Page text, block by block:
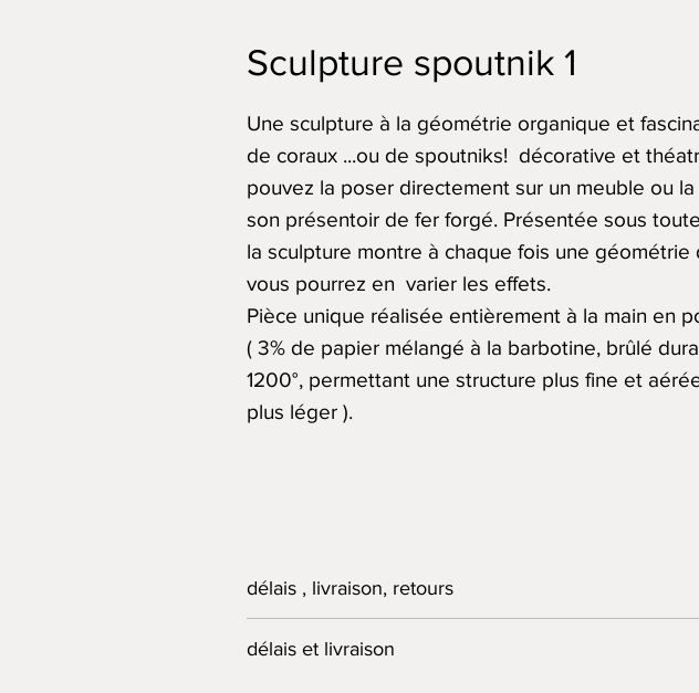
Sculpture spoutnik 1
Une sculpture à la géométrie organique et
de coraux ...ou de spoutniks! décorative et
pouvez la poser directement sur un meuble ou
son présentoir de fer forgé. Présentée sous
la sculpture montre à chaque fois une géométrie
vous pourrez en varier les effets.
Pièce unique réalisée entièrement à la main en
( 3% de papier mélangé à la barbotine, brûlé
1200°, permettant une structure plus fine et
plus léger ).
délais , livraison, retours
Si les produits commandés sont en stock ils sont
délais et livraison